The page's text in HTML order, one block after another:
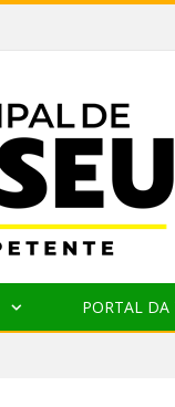
PORTAL DA